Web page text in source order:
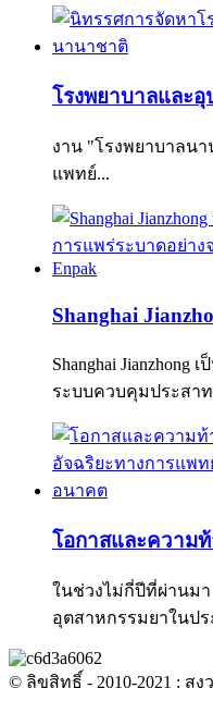
โรงพยาบาลและ
งาน "โรงพยาบาลน
แพทย์...
Shanghai
Shanghai
ระบบควบคุมประสา
โอกาสและความ
ในช่วงไม่กี่ปีที่ผ่านม
อุตสาหกรรมยาในปร
© ลิขสิทธิ์ - 2010-2021 : สง